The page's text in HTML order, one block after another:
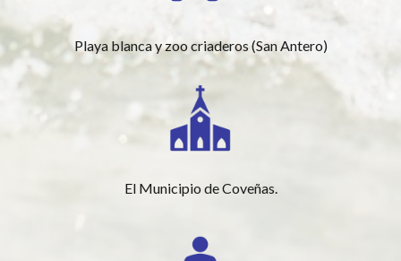
Playa blanca y zoo criaderos (San Antero)
El Municipio de Coveñas.